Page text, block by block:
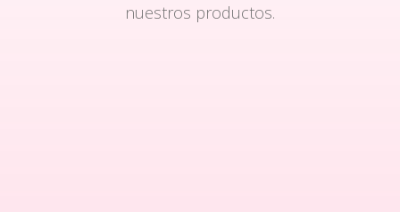
nuestros productos.